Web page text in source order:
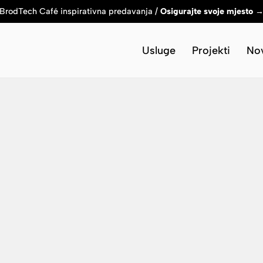
BrodTech Café inspirativna predavanja / Osigurajte svoje mjesto →
Usluge Projekti